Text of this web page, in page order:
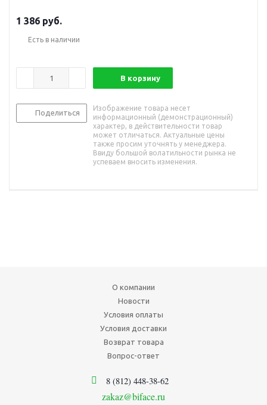
1 386 руб.
Есть в наличии
В корзину
Поделиться
Изображение товара несет
информационный (демонстрационный)
характер, в действительности товар
может отличаться. Актуальные цены
также просим уточнять у менеджера.
Ввиду большой волатильности рынка не
успеваем вносить изменения.
О компании
Новости
Условия оплаты
Условия доставки
Возврат товара
Вопрос-ответ
8 (812) 448-38-62
zakaz@biface.ru